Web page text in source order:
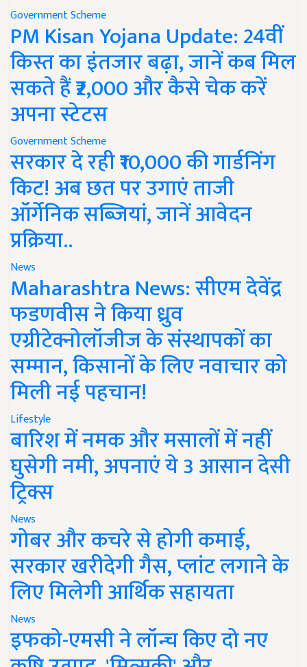
Government Scheme
PM Kisan Yojana Update: 24वीं
किस्त का इंतजार बढ़ा, जानें कब मिल
सकते हैं ₹2,000 और कैसे चेक करें
अपना स्टेटस
Government Scheme
सरकार दे रही ₹10,000 की गार्डनिंग
किट! अब छत पर उगाएं ताजी
ऑर्गेनिक सब्जियां, जानें आवेदन
प्रक्रिया..
News
Maharashtra News: सीएम देवेंद्र
फडणवीस ने किया ध्रुव
एग्रीटेक्नोलॉजीज के संस्थापकों का
सम्मान, किसानों के लिए नवाचार को
मिली नई पहचान!
Lifestyle
बारिश में नमक और मसालों में नहीं
घुसेगी नमी, अपनाएं ये 3 आसान देसी
ट्रिक्स
News
गोबर और कचरे से होगी कमाई,
सरकार खरीदेगी गैस, प्लांट लगाने के
लिए मिलेगी आर्थिक सहायता
News
इफको-एमसी ने लॉन्च किए दो नए